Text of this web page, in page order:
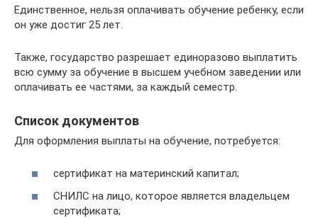
Единственное, нельзя оплачивать обучение ребенку, если
он уже достиг 25 лет.
Также, государство разрешает единоразово выплатить
всю сумму за обучение в высшем учебном заведении или
оплачивать ее частями, за каждый семестр.
Список документов
Для оформления выплаты на обучение, потребуется:
сертификат на материнский капитал;
СНИЛС на лицо, которое является владельцем
сертификата;